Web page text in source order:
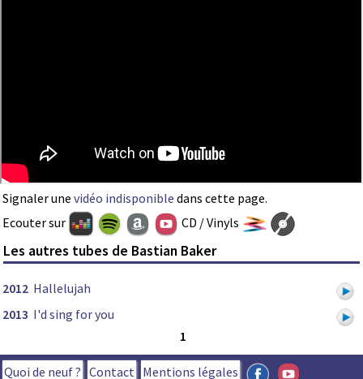
Signaler une vidéo indisponible dans cette page.
Ecouter sur
CD / Vinyls
Les autres tubes de Bastian Baker
2012 Hallelujah
2013 I'd sing for you
1
Quoi de neuf ? Contact Mentions légales